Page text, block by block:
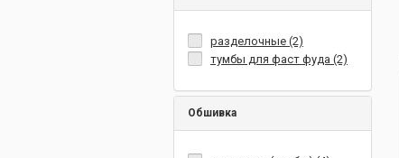
разделочные (2)
тумбы для фаст фуда (2)
Обшивка